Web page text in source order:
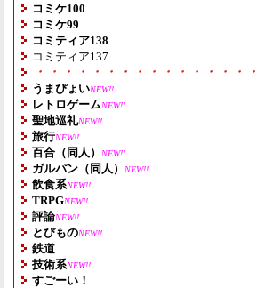
コミケ100
コミケ99
コミティア138
コミティア137
・・・・・・・・・・・・・・・
うまぴょいNEW!!
レトロゲームNEW!!
聖地巡礼NEW!!
旅行NEW!!
百合（同人） NEW!!
ガルパン（同人） NEW!!
飲食系NEW!!
TRPGNEW!!
評論NEW!!
とびものNEW!!
鉄道
技術系NEW!!
すごーい！